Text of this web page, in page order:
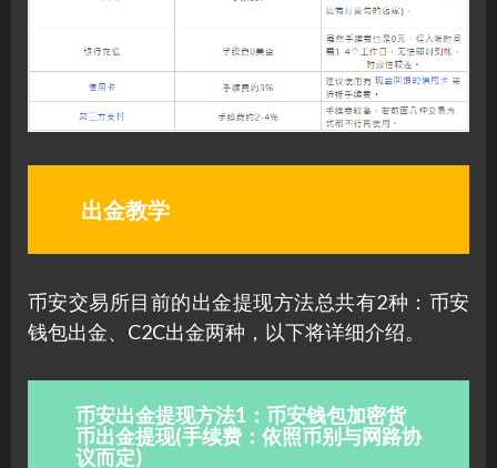
出金教学
币安交易所目前的出金提现方法总共有2种：币安
钱包出金、C2C出金两种，以下将详细介绍。
币安出金提现方法1：币安钱包加密货
币出金提现(手续费：依照币别与网路协
议而定)